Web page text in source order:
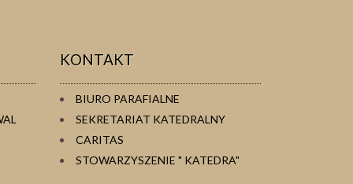
KONTAKT
BIURO PARAFIALNE
SEKRETARIAT KATEDRALNY
CARITAS
STOWARZYSZENIE " KATEDRA"